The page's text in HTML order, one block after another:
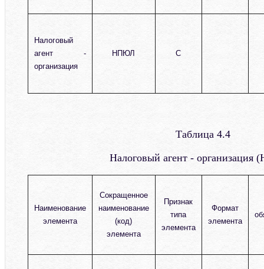
Налоговый
агент -
организация
НПЮЛ С
Таблица 4.4
Налоговый агент -
Наименование
элемента
Сокращенное
наименование
(код)
элемента
Признак
типа
элемента
Формат
элемента